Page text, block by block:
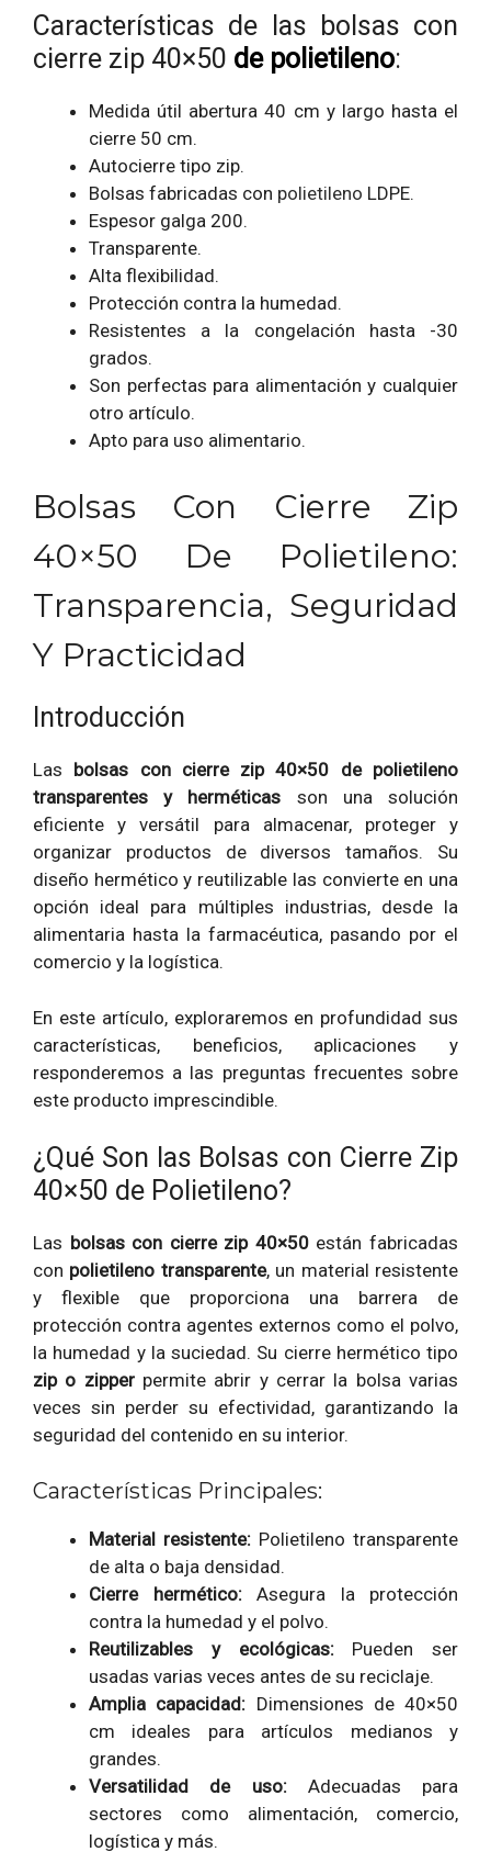
Características de las bolsas con
cierre zip 40×50 de polietileno:
Medida útil abertura 40 cm y largo hasta el
cierre 50 cm.
Autocierre tipo zip.
Bolsas fabricadas con polietileno LDPE.
Espesor galga 200.
Transparente.
Alta flexibilidad.
Protección contra la humedad.
Resistentes a la congelación hasta -30
grados.
Son perfectas para alimentación y cualquier
otro artículo.
Apto para uso alimentario.
Bolsas Con Cierre Zip
40×50 De Polietileno:
Transparencia, Seguridad
Y Practicidad
Introducción
Las bolsas con cierre zip 40×50 de polietileno
transparentes y herméticas son una solución
eficiente y versátil para almacenar, proteger y
organizar productos de diversos tamaños. Su
diseño hermético y reutilizable las convierte en una
opción ideal para múltiples industrias, desde la
alimentaria hasta la farmacéutica, pasando por el
comercio y la logística.
En este artículo, exploraremos en profundidad sus
características, beneficios, aplicaciones y
responderemos a las preguntas frecuentes sobre
este producto imprescindible.
¿Qué Son las Bolsas con Cierre Zip
40×50 de Polietileno?
Las bolsas con cierre zip 40×50están fabricadas
con polietileno transparente, un material resistente
y flexible que proporciona una barrera de
protección contra agentes externos como el polvo,
la humedad y la suciedad. Su cierre hermético tipo
zip o zipperpermite abrir y cerrar la bolsa varias
veces sin perder su efectividad, garantizando la
seguridad del contenido en su interior.
Características Principales:
Material resistente: Polietileno transparente
de alta o baja densidad.
Cierre hermético:Asegura la protección
contra la humedad y el polvo.
Reutilizables y ecológicas:Pueden ser
usadas varias veces antes de su reciclaje.
Amplia capacidad: Dimensiones de 40×50
cm ideales para artículos medianos y
grandes.
Versatilidad de uso:Adecuadas para
sectores como alimentación, comercio,
logística y más.